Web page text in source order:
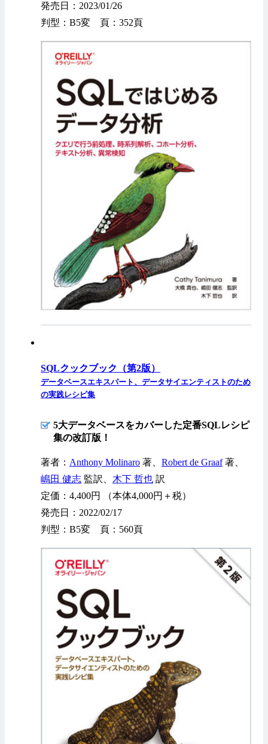
発売日：2023/01/26
判型：B5変 頁：352頁
SQLクックブック（第2版）
データベースエキスパート、データサイエンティストのため
の実践レシピ集
5大データベースをカバーした定番SQLレシピ
集の改訂版！
著者： Anthony Molinaro 著、 Robert de Graaf著、
嶋田 健志 監訳、 木下 哲也 訳
定価：4,400円 （本体4,000円＋税）
発売日：2022/02/17
判型：B5変 頁：560頁